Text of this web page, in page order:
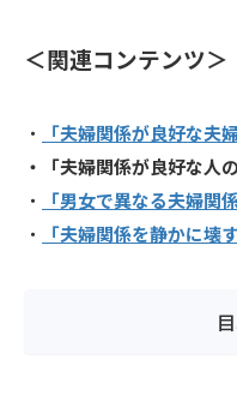
＜関連コンテンツ＞
・
「夫婦関係が良好な夫
・「夫婦関係が良好な人
・
「男女で異なる夫婦関
・
「夫婦関係を静かに壊す